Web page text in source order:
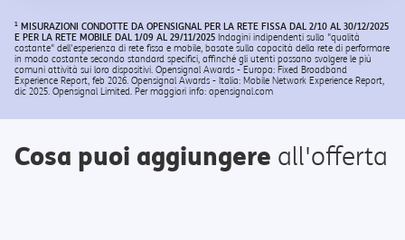
1 MISURAZIONI CONDOTTE DA OPENSIGNAL PER LA RETE FISSA DAL 2/10 AL 30/12/2025
E PER LA RETE MOBILE DAL 1/09 AL 29/11/2025 Indagini indipendenti sulla "qualità
costante" dell'esperienza di rete fissa e mobile, basate sulla capacità della rete di performare
in modo costante secondo standard specifici, affinché gli utenti possano svolgere le più
comuni attività sui loro dispositivi. Opensignal Awards - Europa: Fixed Broadband
Experience Report, feb 2026. Opensignal Awards - Italia: Mobile Network Experience Report,
dic 2025. Opensignal Limited. Per maggiori info: opensignal.com
Cosa puoi aggiungere all'offerta